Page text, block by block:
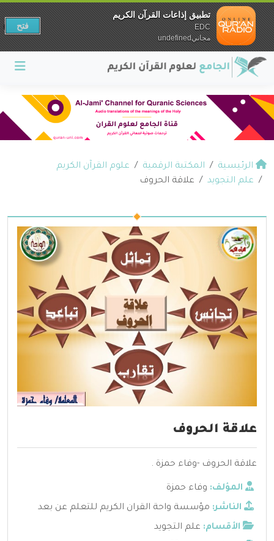
الرئيسية المكتبة الرقمية
علوم القرآن الكريم
علم التجويد
علاقة الحروف
علاقة الحروف
علاقة الحروف -وفاء حمزة .
المؤلف: وفاء حمزة
الناشر: مؤسسة واحة القران الكريم للتعلم عن بعد
الأقسام: علم التجويد
تطبيق إذاعات القرآن الكريم
EDC
مجانيundefined
فتح